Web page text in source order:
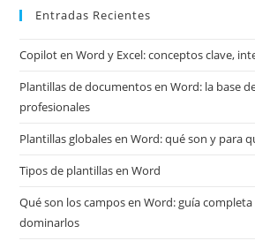
Entradas Recientes
Copilot en Word y Excel: conceptos clave,
Plantillas de documentos en Word: la base
profesionales
Plantillas globales en Word: qué son y para
Tipos de plantillas en Word
Qué son los campos en Word: guía
dominarlos